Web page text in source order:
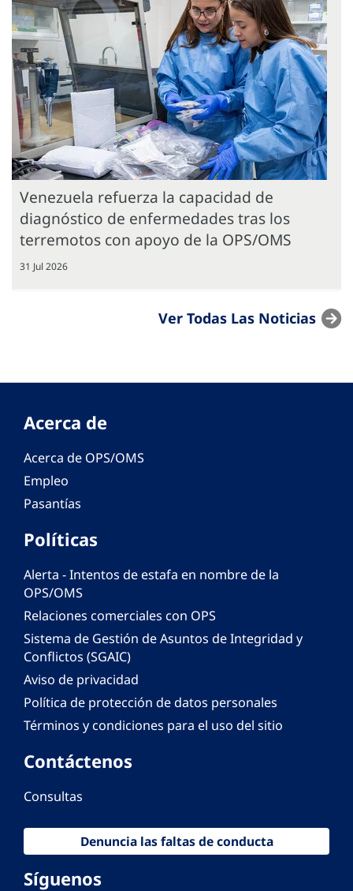
Venezuela refuerza la capacidad de
diagnóstico de enfermedades tras los
terremotos con apoyo de la OPS/OMS
31 Jul 2026
Ver Todas Las Noticias
Acerca de
Acerca de OPS/OMS
Empleo
Pasantías
Políticas
Alerta - Intentos de estafa en nombre de la
OPS/OMS
Relaciones comerciales con OPS
Sistema de Gestión de Asuntos de Integridad y
Conflictos (SGAIC)
Aviso de privacidad
Política de protección de datos personales
Términos y condiciones para el uso del sitio
Contáctenos
Consultas
Denuncia las faltas de conducta
Síguenos